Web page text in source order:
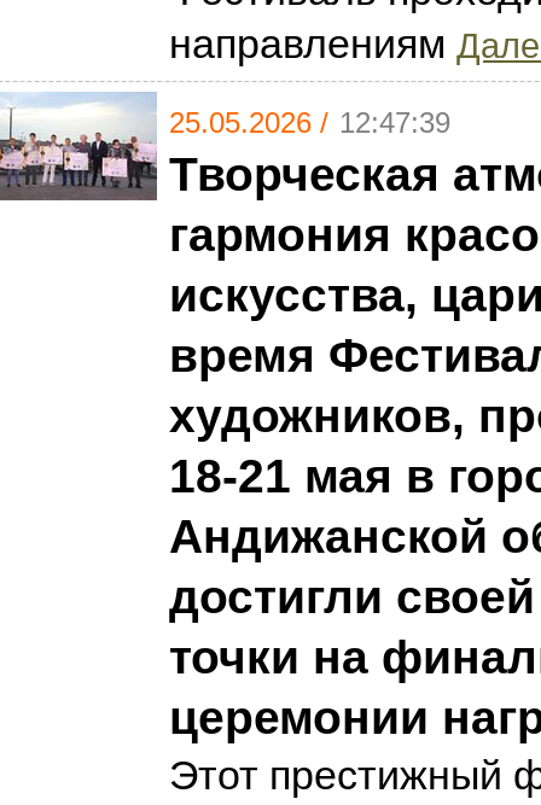
направлениям
25.05.2026 / 12:47:39
Творческая
гармония
искусства,
время
художников,
18-21 мая в
Андижанской
достигли
точки на
церемонии
Этот престижный